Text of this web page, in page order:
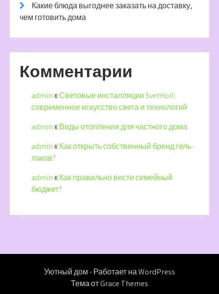
Какие блюда выгоднее заказать на доставку,
чем готовить дома
Комментарии
admin кСветовые инсталляции SvetHoll:
современное искусство света и технологий
admin кВиды отопления для частного дома
admin кКак открыть собственный бренд гель-
лаков?
admin кКак правильно вести семейный
бюджет?
Уютный дом - Работает на WordPress
Тема от Grace Themes